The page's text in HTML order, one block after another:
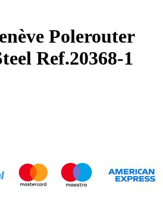
Polerouter
Ref.20368-1